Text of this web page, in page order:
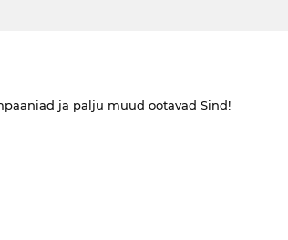
ja palju muud ootavad Sind!